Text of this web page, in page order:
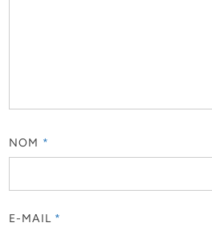
NOM *
E-MAIL *